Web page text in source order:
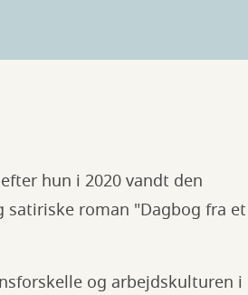
hun i 2020 vandt den
roman "Dagbog fra et
og arbejdskulturen i